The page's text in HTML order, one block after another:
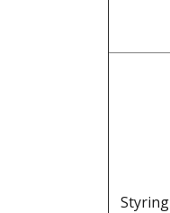
Styring